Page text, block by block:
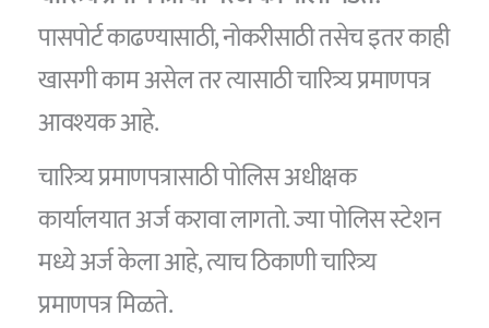
पासपोर्ट काढण्यासाठी, नोकरीसाठी तसेच इतर काही
खासगी काम असेल तर त्यासाठी चारित्र्य प्रमाणपत्र
आवश्यक आहे.
चारित्र्य प्रमाणपत्रासाठी पोलिस अधीक्षक
कार्यालयात अर्ज करावा लागतो. ज्या पोलिस स्टेशन
मध्ये अर्ज केला आहे, त्याच ठिकाणी चारित्र्य
प्रमाणपत्र मिळते.